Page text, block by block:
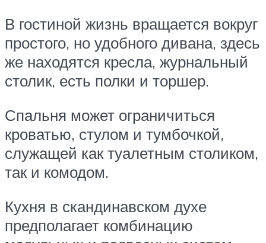
В гостиной жизнь вращается вокруг
простого, но удобного дивана, здесь
же находятся кресла, журнальный
столик, есть полки и торшер.
Спальня может ограничиться
кроватью, стулом и тумбочкой,
служащей как туалетным столиком,
так и комодом.
Кухня в скандинавском духе
предполагает комбинацию